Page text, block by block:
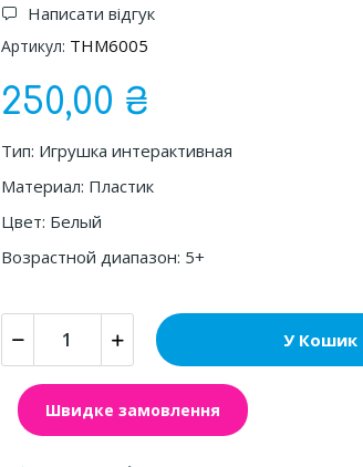
Написати відгук
Артикул: THM6005
250,00 ₴
Тип: Игрушка интерактивная
Материал: Пластик
Цвет: Белый
Возрастной диапазон: 5+
У Кошик
Швидке замовлення